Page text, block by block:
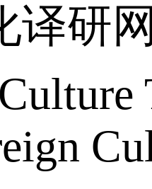
译研